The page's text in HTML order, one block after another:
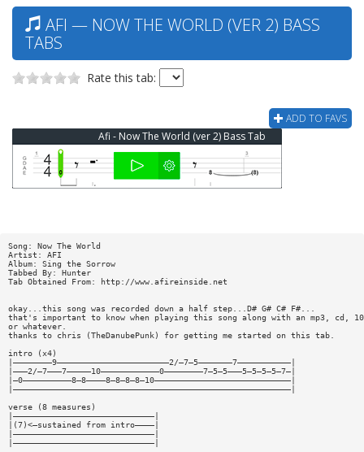
AFI — NOW THE WORLD (VER 2) BASS
TABS
Rate this tab:
ADD TO FAVS
Afi - Now The World (ver 2) Bass Tab
Song: Now The World
Artist: AFI
Album: Sing the Sorrow
Tabbed By: Hunter
Tab Obtained From: http://www.afireinside.net
okay...this song was recorded down a half step...D# G# C# F#...
that's important to know when playing this song along with an mp3, cd,
or whatever.
thanks to chris (TheDanubePunk) for getting me started on this tab.
intro (x4)
|————————9———————————————————————2/—7—5———————7———————————|
|———2/—7———7—————10————————————0————————7—5—5———5—5—5—5—7—|
|—0——————————8—8————8—8—8—8—10————————————————————————————|
|—————————————————————————————————————————————————————————|
verse (8 measures)
|—————————————————————————————|
|(7)<—sustained from intro————|
|—————————————————————————————|
|—————————————————————————————|